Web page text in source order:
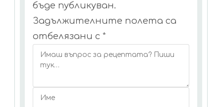
бъде публикуван.
Задължителните полета са
отбелязани с *